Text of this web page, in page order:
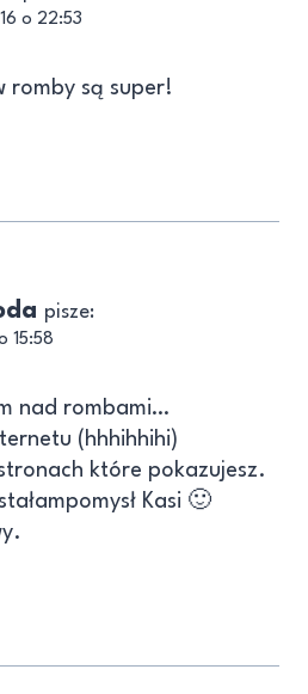
o 22:53
romby są super!
pisze:
15:58
nad rombami…
(hhhihhihi)
które pokazujesz.
Kasi 🙂